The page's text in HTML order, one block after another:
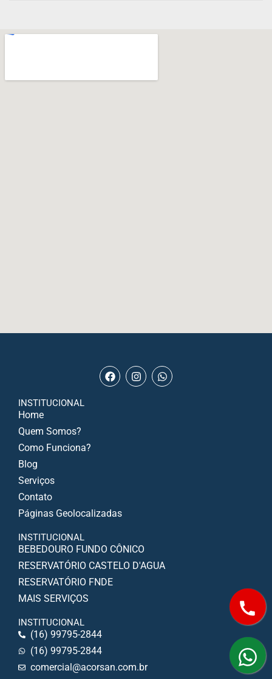
INSTITUCIONAL
Home
Quem Somos?
Como Funciona?
Blog
Serviços
Contato
Páginas Geolocalizadas
INSTITUCIONAL
BEBEDOURO FUNDO CÔNICO
RESERVATÓRIO CASTELO D'AGUA
RESERVATÓRIO FNDE
MAIS SERVIÇOS
INSTITUCIONAL
(16) 99795-2844
(16) 99795-2844
comercial@acorsan.com.br